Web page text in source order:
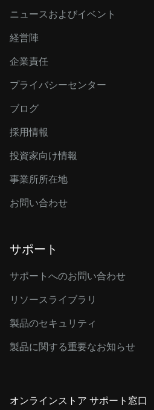
ニュースおよびイベント
経営陣
企業責任
プライバシーセンター
ブログ
採用情報
投資家向け情報
事業所所在地
お問い合わせ
サポート
サポートへのお問い合わせ
リソースライブラリ
製品のセキュリティ
製品に関する重要なお知らせ
オンラインストア サポート窓口